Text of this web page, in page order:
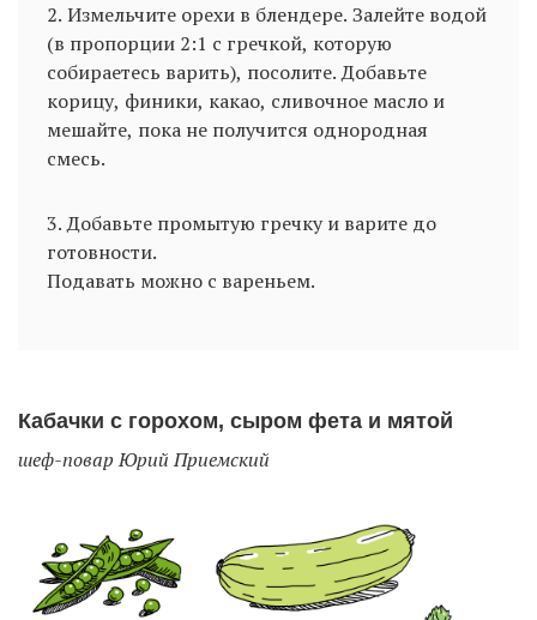
2. Измельчите орехи в блендере. Залейте водой
(в пропорции 2:1 с гречкой, которую
собираетесь варить), посолите. Добавьте
корицу, финики, какао, сливочное масло и
мешайте, пока не получится однородная
смесь.
3. Добавьте промытую гречку и варите до
готовности.
Подавать можно с вареньем.
Кабачки с горохом, сыром фета и мятой
шеф-повар Юрий Приемский